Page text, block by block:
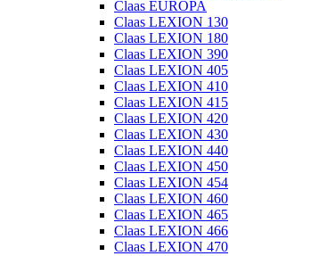
Claas EUROPA
Claas LEXION 130
Claas LEXION 180
Claas LEXION 390
Claas LEXION 405
Claas LEXION 410
Claas LEXION 415
Claas LEXION 420
Claas LEXION 430
Claas LEXION 440
Claas LEXION 450
Claas LEXION 454
Claas LEXION 460
Claas LEXION 465
Claas LEXION 466
Claas LEXION 470